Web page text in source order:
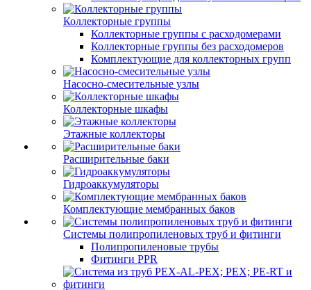
Коллекторные группы
Коллекторные группы с расходомерами
Коллекторные группы без расходомеров
Комплектующие для коллекторных групп
Насосно-смесительные узлы
Коллекторные шкафы
Этажные коллекторы
Расширительные баки
Гидроаккумуляторы
Комплектующие мембранных баков
Системы полипропиленовых труб и фитинги
Полипропиленовые трубы
Фитинги PPR